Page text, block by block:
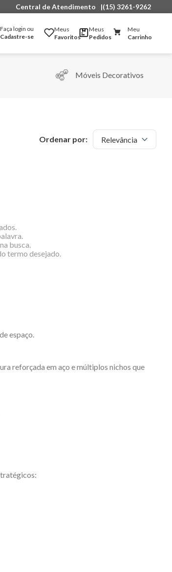
Central de Atendimento |(15) 3261-9262
Faça login ou
Cadastre-se
Meus
Favoritos
Meus
Pedidos
Meu
Carrinho
Móveis Decorativos
Ordenar por: Relevância
busca.
termo desejado.
espaço.
reforçada em aço e múltiplos nichos que